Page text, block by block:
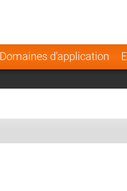
Domaines d'application
Norway
Greece